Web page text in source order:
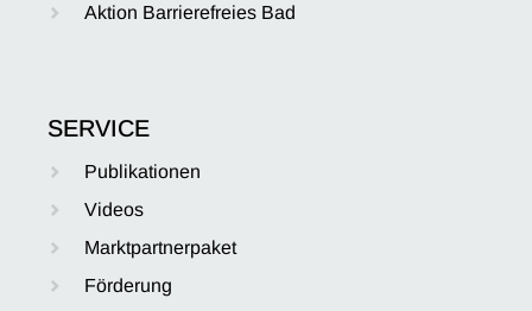
Aktion Barrierefreies Bad
SERVICE
Publikationen
Videos
Marktpartnerpaket
Förderung